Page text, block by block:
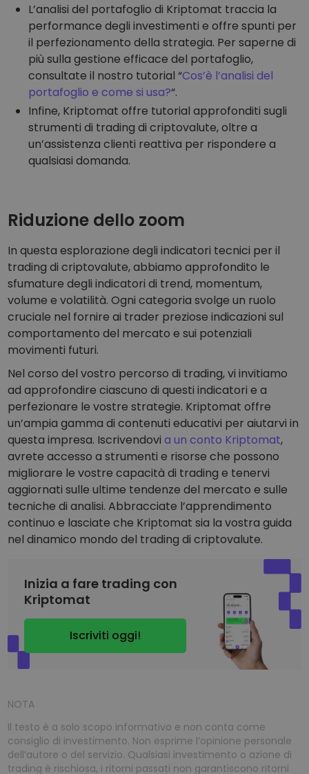
L’analisi del portafoglio di Kriptomat traccia la
performance degli investimenti e offre spunti per
il perfezionamento della strategia. Per saperne di
più sulla gestione efficace del portafoglio,
consultate il nostro tutorial “Cos’è l’analisi del
portafoglio e come si usa?“.
Infine, Kriptomat offre tutorial approfonditi sugli
strumenti di trading di criptovalute, oltre a
un’assistenza clienti reattiva per rispondere a
qualsiasi domanda.
Riduzione dello zoom
In questa esplorazione degli indicatori tecnici per il
trading di criptovalute, abbiamo approfondito le
sfumature degli indicatori di trend, momentum,
volume e volatilità. Ogni categoria svolge un ruolo
cruciale nel fornire ai trader preziose indicazioni sul
comportamento del mercato e sui potenziali
movimenti futuri.
Nel corso del vostro percorso di trading, vi invitiamo
ad approfondire ciascuno di questi indicatori e a
perfezionare le vostre strategie. Kriptomat offre
un’ampia gamma di contenuti educativi per aiutarvi in
questa impresa. Iscrivendovia un conto Kriptomat,
avrete accesso a strumenti e risorse che possono
migliorare le vostre capacità di trading e tenervi
aggiornati sulle ultime tendenze del mercato e sulle
tecniche di analisi. Abbracciate l’apprendimento
continuo e lasciate che Kriptomat sia la vostra guida
nel dinamico mondo del trading di criptovalute.
Inizia a fare trading con
Kriptomat
Iscriviti oggi!
NOTA
Il testo è a solo scopo informativo e non conta come
consiglio di investimento. Non esprime l’opinione personale
dell’autore o del servizio. Qualsiasi investimento o azione di
trading è rischiosa, i ritorni passati non garantiscono ritorni